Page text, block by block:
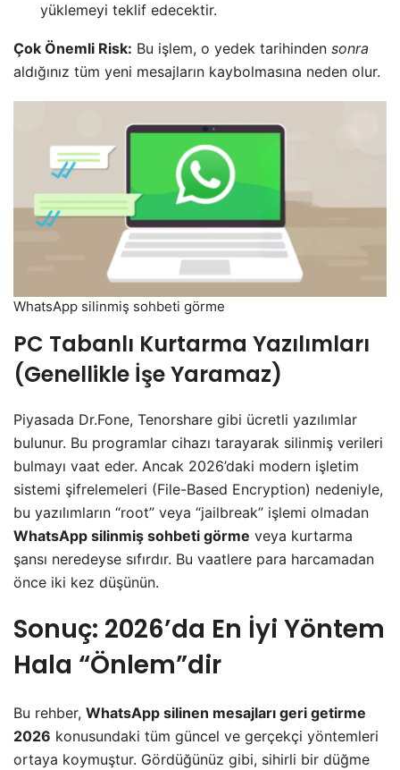
yüklemeyi teklif edecektir.
Çok Önemli Risk: Bu işlem, o yedek tarihinden sonra
aldığınız tüm yeni mesajların kaybolmasına neden olur.
WhatsApp silinmiş sohbeti görme
​PC Tabanlı Kurtarma Yazılımları
(Genellikle İşe Yaramaz)
​Piyasada Dr.Fone, Tenorshare gibi ücretli yazılımlar
bulunur. Bu programlar cihazı tarayarak silinmiş verileri
bulmayı vaat eder. Ancak 2026’daki modern işletim
sistemi şifrelemeleri (File-Based Encryption) nedeniyle,
bu yazılımların “root” veya “jailbreak” işlemi olmadan
WhatsApp silinmiş sohbeti görme veya kurtarma
şansı neredeyse sıfırdır. Bu vaatlere para harcamadan
önce iki kez düşünün.
​Sonuç: 2026’da En İyi Yöntem
Hala “Önlem”dir
​Bu rehber, WhatsApp silinen mesajları geri getirme
2026 konusundaki tüm güncel ve gerçekçi yöntemleri
ortaya koymuştur. Gördüğünüz gibi, sihirli bir düğme